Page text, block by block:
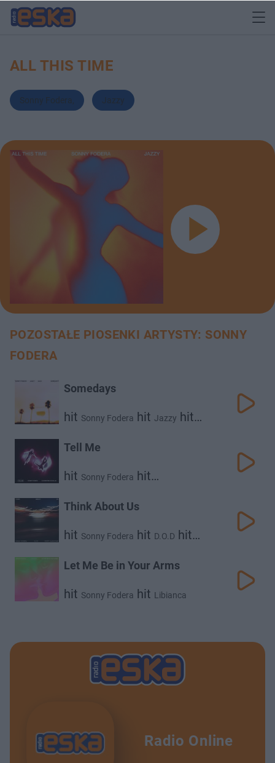
ALL THIS TIME
Sonny Fodera Jazzy
POZOSTAŁE PIOSENKI ARTYSTY: SONNY
FODERA
Somedays
hit Sonny Fodera hit Jazzy hit
Tell Me
hit Sonny Fodera hit
Think About Us
hit Sonny Fodera hit D.O.D hit
Let Me Be in Your Arms
hit Sonny Fodera hit Libianca
Radio Online